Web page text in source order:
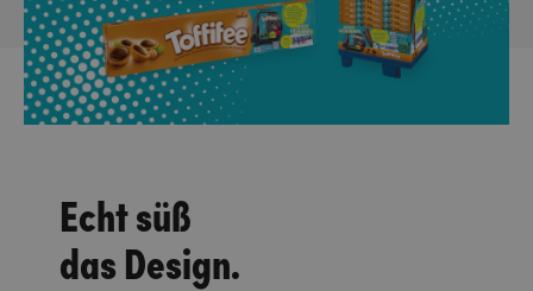
Echt süß
das Design.